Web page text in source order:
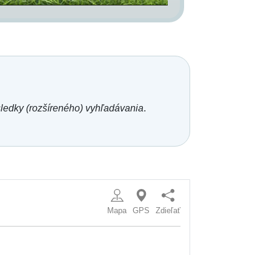
(rozšíreného) vyhľadávania.
Mapa GPS Zdieľať